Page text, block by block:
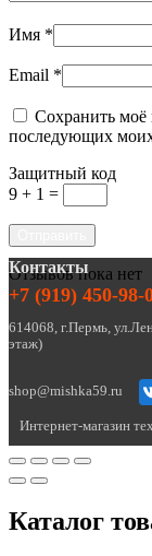
Имя *
Email *
Сохранить моё
последующих
Защитный код
9 + 1 =
Отзывов пока нет
Контакты
+7 (919) 450-98-
614068, г.Пермь,
этаж)
shop@mishka59.ru
Интернет-магазин
Каталог